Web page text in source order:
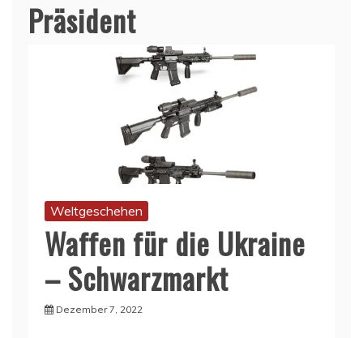
Präsident
Weltgeschehen
Waffen für die Ukraine
– Schwarzmarkt
Dezember 7, 2022